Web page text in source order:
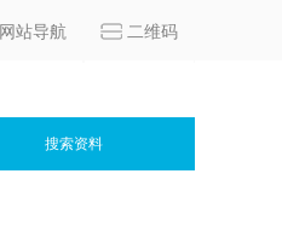
网站导航 二维码
搜索资料